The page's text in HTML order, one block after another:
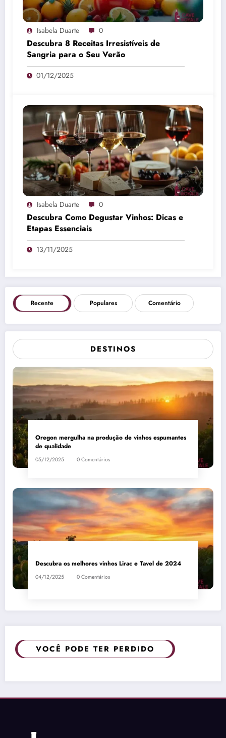
Isabela Duarte 0
Descubra 8 Receitas Irresistíveis de
Sangria para o Seu Verão
01/12/2025
Isabela Duarte 0
Descubra Como Degustar Vinhos: Dicas e
Etapas Essenciais
13/11/2025
Recente Populares Comentário
DESTINOS
Oregon mergulha na produção de vinhos espumantes
de qualidade
05/12/2025 0 Comentários
Descubra os melhores vinhos Lirac e Tavel de 2024
04/12/2025 0 Comentários
VOCÊ PODE TER PERDIDO